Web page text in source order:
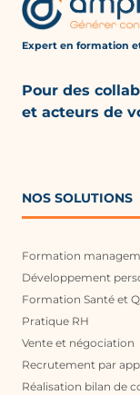
Expert en formation
Pour des
et acteurs de
NOS SOLUTIONS
Formation
Développement
Formation Santé et
Pratique RH
Vente et négociation
Recrutement par
Réalisation bilan de